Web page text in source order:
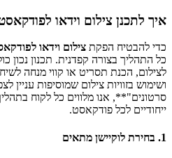
איך לתכנן צילום וידאו
כדי להבטיח הפקת צילום וידאו
כל התהליך בצורה קפדנית. תכנון נכון
לצילום, הכנת תסריט או קווי מנחה
ושימוש בזוויות צילום שמוסיפות
סרטונים"**, אנו מלווים כל לקוח
ייחודיים לכל פודקאסט.
1. בחירת לוקיישן מתאים